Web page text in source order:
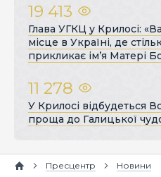
19 413
Глава УГКЦ у Крилосі:
місце в Україні, де
прикликає ім’я Матері
11 278
У Крилосі відбудеться
проща до Галицької
Пресцентр Новини